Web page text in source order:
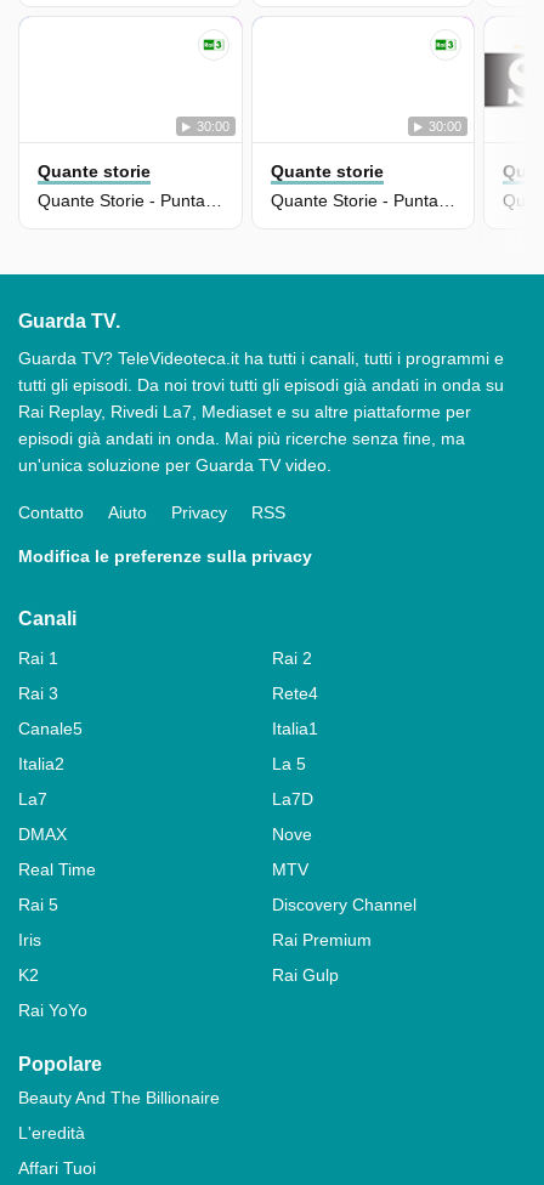
30:00
Quante storie
30:00
Quante storie
Guarda TV.
Guarda TV? TeleVideoteca.it ha tutti i canali, tutti i programmi e
tutti gli episodi. Da noi trovi tutti gli episodi già andati in onda su
Rai Replay, Rivedi La7, Mediaset e su altre piattaforme per
episodi già andati in onda. Mai più ricerche senza fine, ma
un'unica soluzione per Guarda TV video.
Contatto Aiuto Privacy RSS
Modifica le preferenze sulla privacy
Canali
Rai 1
Rai 2
Rai 3
Rete4
Canale5
Italia1
Italia2
La 5
La7
La7D
DMAX
Nove
Real Time
MTV
Rai 5
Discovery Channel
Iris
Rai Premium
K2
Rai Gulp
Rai YoYo
Popolare
Beauty And The Billionaire
L'eredità
Affari Tuoi